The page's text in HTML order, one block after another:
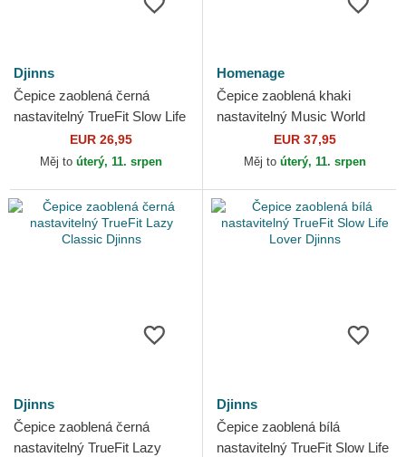
Djinns
Čepice zaoblená černá
nastavitelný TrueFit Slow Life
Lover DjinnsEUR 26,95
Měj to úterý, 11. srpen
Homenage
Čepice zaoblená khaki
nastavitelný Music World
Music Shapes Identity The
90s Homenage
EUR 37,95
Měj to úterý, 11. srpen
Djinns
Čepice zaoblená černá
nastavitelný TrueFit Lazy
Djinns
Čepice zaoblená bílá
nastavitelný TrueFit Slow Life